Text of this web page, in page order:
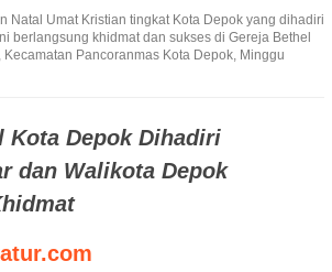
Natal Umat Kristian tingkat Kota Depok yang dihadiri
berlangsung khidmat dan sukses di Gereja Bethel
Kecamatan Pancoranmas Kota Depok, Minggu
Kota Depok Dihadiri
dan Walikota Depok